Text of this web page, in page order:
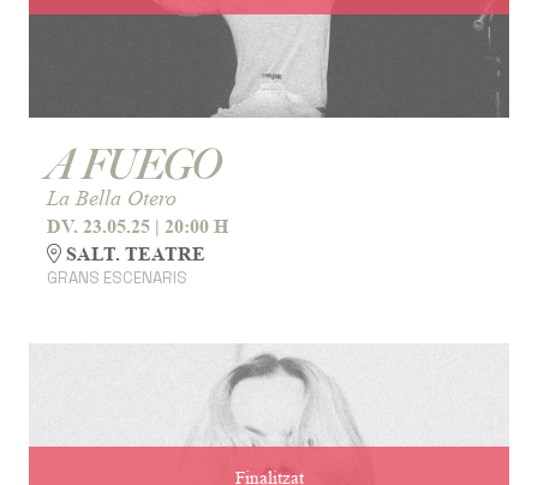
A FUEGO
La Bella Otero
DV. 23.05.25 | 20:00 H
SALT. TEATRE
GRANS ESCENARIS
Finalitzat